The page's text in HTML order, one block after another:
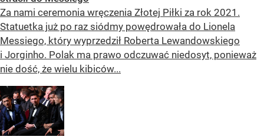
Za nami ceremonia wręczenia Złotej Piłki za rok 2021.
Statuetka już po raz siódmy powędrowała do Lionela
Messiego, który wyprzedził Roberta Lewandowskiego
i Jorginho. Polak ma prawo odczuwać niedosyt, ponieważ
nie dość, że wielu kibiców...